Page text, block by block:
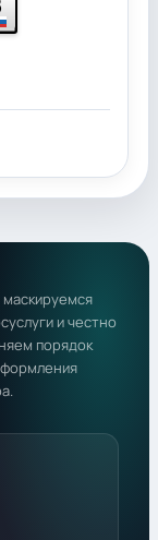
и честно
порядок